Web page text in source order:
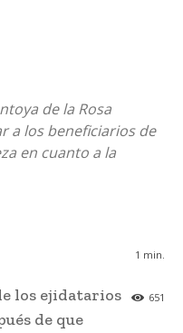
de la Rosa
a los beneficiarios de
en cuanto a la
1 min.
651
los ejidatarios
de que